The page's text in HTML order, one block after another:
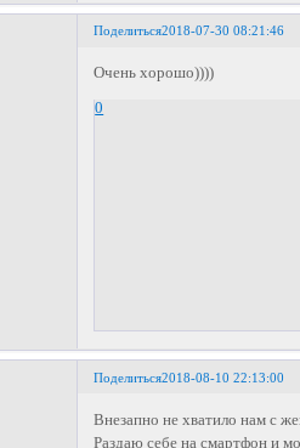
Поделиться2018-07-30 08:21:46
Очень хорошо))))
0
Поделиться2018-08-10 22:13:00
Внезапно не хватило нам с
Раздаю себе на смартфон и